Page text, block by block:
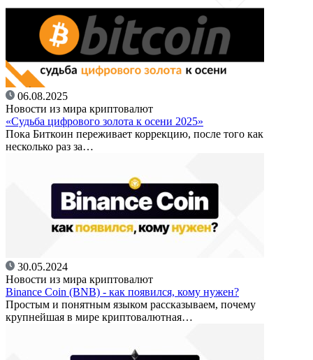
06.08.2025
Новости из мира криптовалют
«Судьба цифрового золота к осени 2025»
Пока Биткоин переживает коррекцию, после того как
несколько раз за…
30.05.2024
Новости из мира криптовалют
Binance Coin (BNB) - как появился, кому нужен?
Простым и понятным языком рассказываем, почему
крупнейшая в мире криптовалютная…